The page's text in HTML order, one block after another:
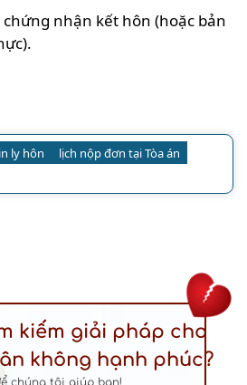
chứng nhận kết hôn (hoặc bản
ly hôn
lịch nộp đơn tại Tòa án
kiếm giải pháp cho
không hạnh phúc?
chúng tôi giúp bạn!